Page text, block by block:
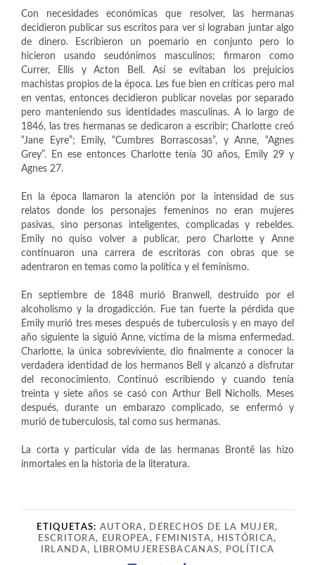
Con necesidades económicas que resolver, las hermanas
decidieron publicar sus escritos para ver si lograban juntar algo
de dinero. Escribieron un poemario en conjunto pero lo
hicieron usando seudónimos masculinos; firmaron como
Currer, Ellis y Acton Bell. Así se evitaban los prejuicios
machistas propios de la época. Les fue bien en críticas pero mal
en ventas, entonces decidieron publicar novelas por separado
pero manteniendo sus identidades masculinas. A lo largo de
1846, las tres hermanas se dedicaron a escribir; Charlotte creó
“Jane Eyre”; Emily, “Cumbres Borrascosas”, y Anne, “Agnes
Grey”. En ese entonces Charlotte tenía 30 años, Emily 29 y
Agnes 27.
En la época llamaron la atención por la intensidad de sus
relatos donde los personajes femeninos no eran mujeres
pasivas, sino personas inteligentes, complicadas y rebeldes.
Emily no quiso volver a publicar, pero Charlotte y Anne
continuaron una carrera de escritoras con obras que se
adentraron en temas como la política y el feminismo.
En septiembre de 1848 murió Branwell, destruido por el
alcoholismo y la drogadicción. Fue tan fuerte la pérdida que
Emily murió tres meses después de tuberculosis y en mayo del
año siguiente la siguió Anne, víctima de la misma enfermedad.
Charlotte, la única sobreviviente, dio finalmente a conocer la
verdadera identidad de los hermanos Bell y alcanzó a disfrutar
del reconocimiento. Continuó escribiendo y cuando tenía
treinta y siete años se casó con Arthur Bell Nicholls. Meses
después, durante un embarazo complicado, se enfermó y
murió de tuberculosis, tal como sus hermanas.
La corta y particular vida de las hermanas Brontë las hizo
inmortales en la historia de la literatura.
ETIQUETAS: AUTORA, DERECHOS DE LA MUJER,
ESCRITORA, EUROPEA, FEMINISTA, HISTÓRICA,
IRLANDA, LIBROMUJERESBACANAS, POLÍTICA